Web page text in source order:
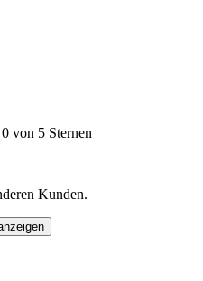
von 5 Sternen
Kunden.